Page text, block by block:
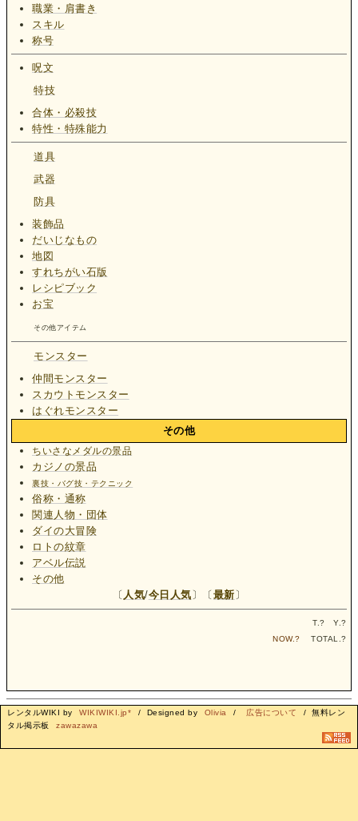
職業・肩書き
スキル
称号
呪文
特技
合体・必殺技
特性・特殊能力
道具
武器
防具
装飾品
だいじなもの
地図
すれちがい石版
レシピブック
お宝
その他アイテム
モンスター
仲間モンスター
スカウトモンスター
はぐれモンスター
その他
ちいさなメダルの景品
カジノの景品
裏技・バグ技・テクニック
俗称・通称
関連人物・団体
ダイの大冒険
ロトの紋章
アベル伝説
その他
〔 人気/今日人気 〕〔 最新 〕
T.? Y.?
NOW.? TOTAL.?
レンタルWIKI by WIKIWIKI.jp* / Designed by Olivia / 広告について
/ 無料レン
タル掲示板
zawazawa